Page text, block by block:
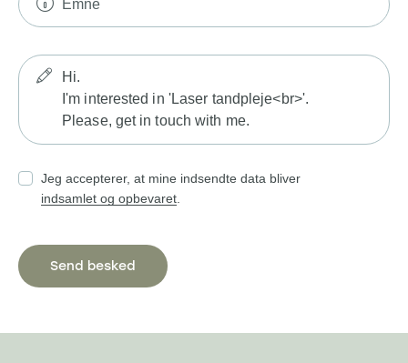
Jeg accepterer, at mine indsendte data bliver
indsamlet og opbevaret.